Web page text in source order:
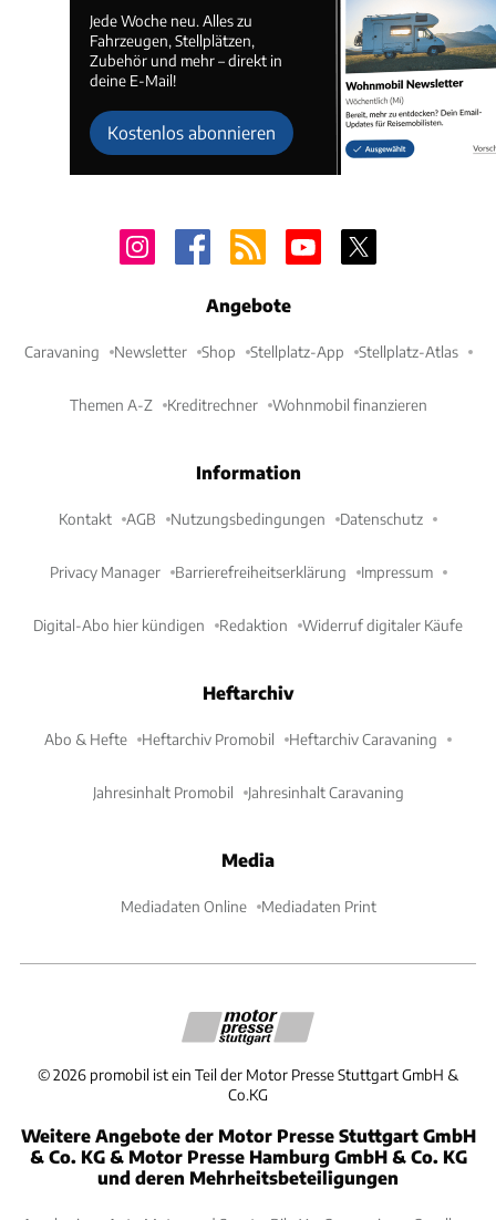
Jede Woche neu. Alles zu
Fahrzeugen, Stellplätzen,
Zubehör und mehr – direkt in
deine E-Mail!
Kostenlos abonnieren
Angebote
Caravaning Newsletter Shop Stellplatz-App Stellplatz-Atlas
Themen A-Z Kreditrechner Wohnmobil finanzieren
Information
Kontakt AGB Nutzungsbedingungen Datenschutz
Privacy Manager Barrierefreiheitserklärung Impressum
Digital-Abo hier kündigen Redaktion Widerruf digitaler Käufe
Heftarchiv
Abo & Hefte Heftarchiv Promobil Heftarchiv Caravaning
Jahresinhalt Promobil Jahresinhalt Caravaning
Media
Mediadaten Online Mediadaten Print
©2026 promobil ist ein Teil der Motor Presse Stuttgart GmbH &
Co.KG
Weitere Angebote der Motor Presse Stuttgart GmbH
& Co. KG & Motor Presse Hamburg GmbH & Co. KG
und deren Mehrheitsbeteiligungen